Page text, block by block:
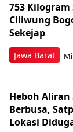
Jawa Barat
753 Kilogram
Ciliwung
Sekejap
Heboh
Berbusa,
Lokasi